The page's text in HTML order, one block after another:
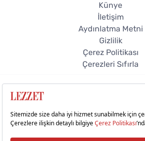
Künye
İletişim
Aydınlatma Metni
Gizlilik
Çerez Politikası
Çerezleri Sıfırla